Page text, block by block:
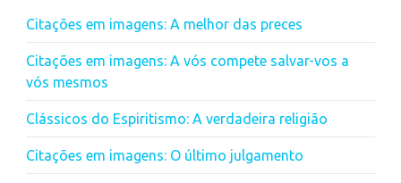
Citações em imagens: A melhor das preces
Citações em imagens: A vós compete salvar-vos a
vós mesmos
Clássicos do Espiritismo: A verdadeira religião
Citações em imagens: O último julgamento